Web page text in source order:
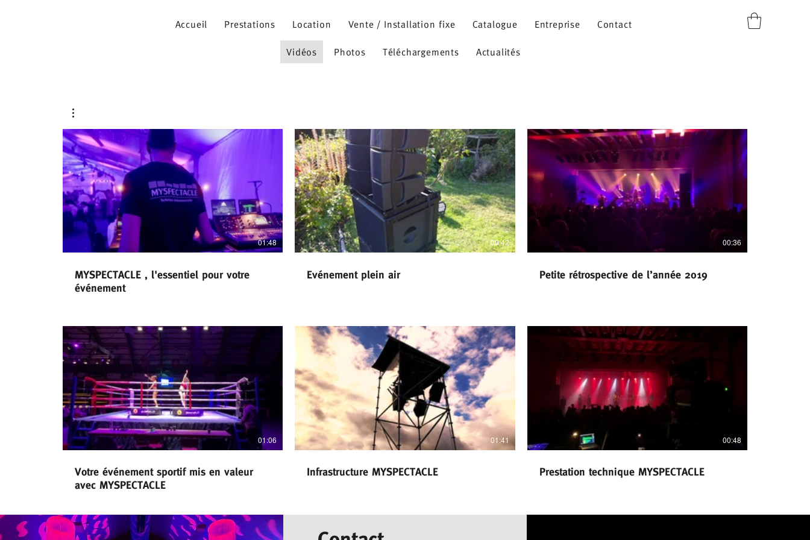
Accueil Prestations Location Vente / Installation fixe Catalogue Entreprise Contact
Vidéos Photos Téléchargements Actualités
01:48
MYSPECTACLE , l'essentiel pour votre
événement
00:42
Evénement plein air
00:36
Petite rétrospective de l’année 2019
01:06
Votre événement sportif mis en valeur
avec MYSPECTACLE
01:41
Infrastructure MYSPECTACLE
00:48
Prestation technique MYSPECTACLE